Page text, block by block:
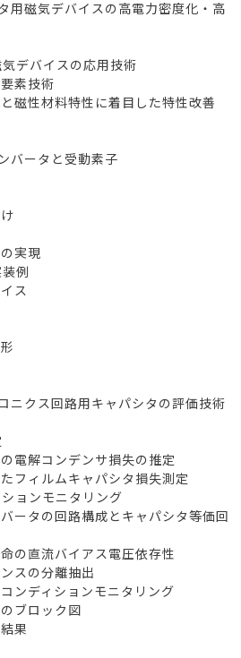
磁気デバイスの高電力密度化・高
デバイスの応用技術
素技術
性材料特性に着目した特性改善
バータと受動素子
実現
例
ス
クス回路用キャパシタの評価技術
解コンデンサ損失の推定
ィルムキャパシタ損失測定
ョンモニタリング
タの回路構成とキャパシタ等価回
直流バイアス電圧依存性
スの分離抽出
ディションモニタリング
ブロック図
果